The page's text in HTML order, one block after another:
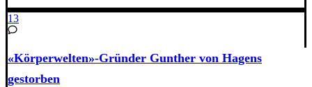
13
«Körperwelten»-Gründer Gunther von Hagens
gestorben